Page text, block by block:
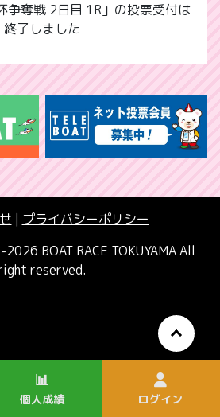
争奪戦 2日目 1R」の投票受付は
終了しました
| プライバシーポリシー
BOAT RACE TOKUYAMA All
reserved.
📊
個人成績 ログイン